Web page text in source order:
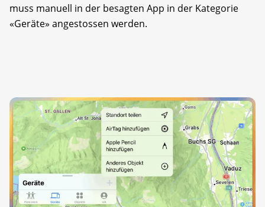
muss manuell in der besagten App in der Kategorie
«Geräte» angestossen werden.